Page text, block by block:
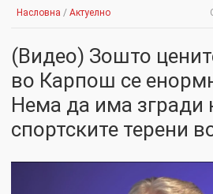
Насловна / Актуелно
(Видео) Зошто
во Карпош се
Нема да има згради
спортските терени